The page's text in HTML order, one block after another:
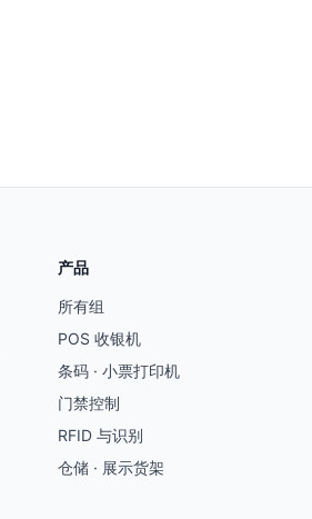
产品
所有组
POS 收银机
条码 · 小票打印机
门禁控制
RFID 与识别
仓储 · 展示货架